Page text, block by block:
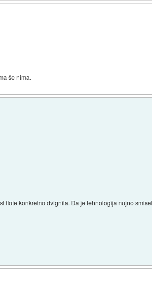
še nima.
flote konkretno dvignila. Da je tehnologija nujno